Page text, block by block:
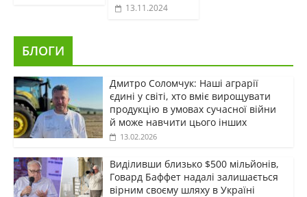
13.11.2024
БЛОГИ
Дмитро Соломчук: Наші аграрії
єдині у світі, хто вміє вирощувати
продукцію в умовах сучасної війни
й може навчити цього інших
13.02.2026
Виділивши близько $500 мільйонів,
Говард Баффет надалі залишається
вірним своєму шляху в Україні